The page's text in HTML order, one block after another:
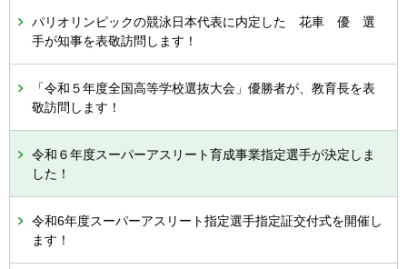
パリオリンピックの競泳日本代表に内定した 花車 優 選
手が知事を表敬訪問します！
「令和５年度全国高等学校選抜大会」優勝者が、教育長を表
敬訪問します！
令和６年度スーパーアスリート育成事業指定選手が決定しま
した！
令和6年度スーパーアスリート指定選手指定証交付式を開催し
ます！